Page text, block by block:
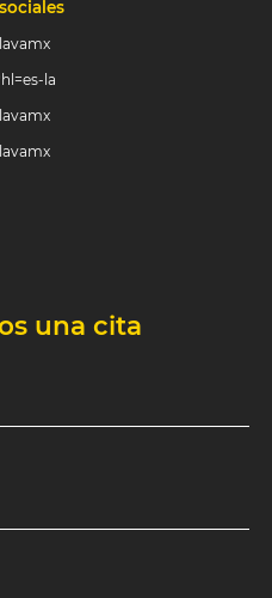
la
una cita